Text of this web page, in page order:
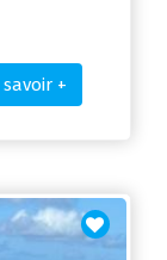
savoir +